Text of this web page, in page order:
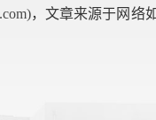
，文章来源于网络